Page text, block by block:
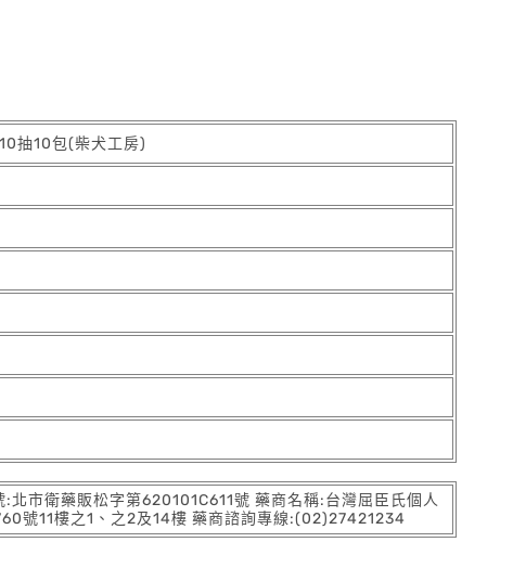
抽10包(柴犬工房)
市衛藥販松字第620101C611號 藥商名稱:台灣屈臣氏個人
號11樓之1、之2及14樓 藥商諮詢專線:(02)27421234